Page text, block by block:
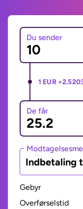
Du sender
1 EUR =
De får
Indbetaling
Gebyr
Overførselstid